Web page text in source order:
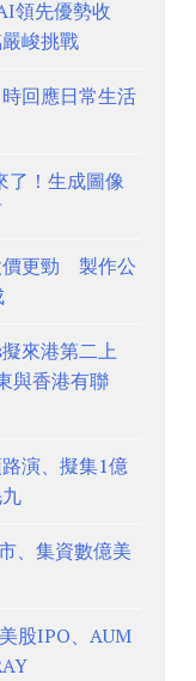
領先優勢收
峻挑戰
回應日常生活
了！生成圖像
價更勁 製作公
來港第二上
與香港有聯
演、擬集1億
、集資數億美
股IPO、AUM